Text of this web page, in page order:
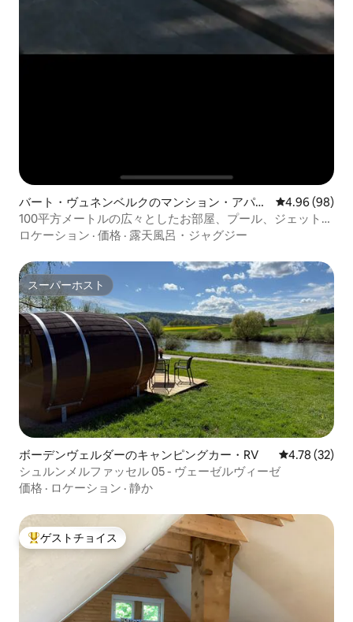
バート・ヴュネンベルクのマンション・アパー
ト
レビュー98件
4.96 (98)
100平方メートルの広々としたお部屋、プール、ジェットバ
ス、スパ、サウナ バート・ヴィルヘルム
ロケーション · 価格 · 露天風呂・ジャグジー
スーパーホスト
スーパーホスト
ボーデンヴェルダーのキャンピングカー・RV レビュー32
4.78 (32)
シュルンメルファッセル 05 - ヴェーゼルヴィーゼ
価格 · ロケーション · 静か
大好評のゲストチョイスです。
ゲストチョイス